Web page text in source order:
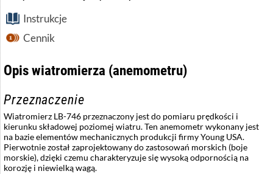
Instrukcje
Cennik
Opis wiatromierza (anemometru)
Przeznaczenie
Wiatromierz LB-746 przeznaczony jest do pomiaru prędkości i
kierunku składowej poziomej wiatru. Ten anemometr wykonany jest
na bazie elementów mechanicznych produkcji firmy Young USA.
Pierwotnie został zaprojektowany do zastosowań morskich (boje
morskie), dzięki czemu charakteryzuje się wysoką odpornością na
korozję i niewielką wagą.